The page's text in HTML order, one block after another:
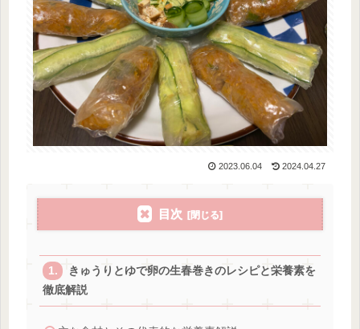
2023.06.04 2024.04.27
目次
きゅうりとゆで卵の生春巻きのレシピと栄養素を
徹底解説